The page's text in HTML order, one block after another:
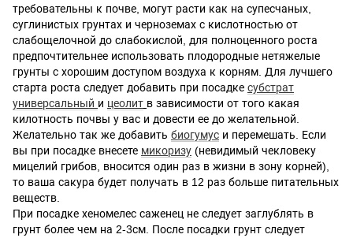
требовательны к почве, могут расти как на супесчаных,
суглинистых грунтах и черноземах с кислотностью от
слабощелочной до слабокислой, для полноценного роста
предпочтительнее использовать плодородные нетяжелые
грунты с хорошим доступом воздуха к корням. Для лучшего
старта роста следует добавить при посадке субстрат
универсальный и цеолит в зависимости от того какая
килотность почвы у вас и довести ее до желательной.
Желательно так же добавить биогумус и перемешать. Если
вы при посадке внесете микоризу (невидимый чекловеку
мицелий грибов, вносится один раз в жизни в зону корней),
то ваша сакура будет получать в 12 раз больше питательных
веществ.
При посадке хеномелес саженец не следует заглублять в
грунт более чем на 2-3см. После посадки грунт следует